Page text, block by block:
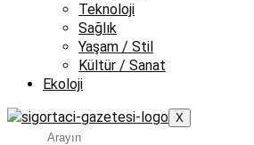
Teknoloji
Sağlık
Yaşam / Stil
Kültür / Sanat
Ekoloji
X